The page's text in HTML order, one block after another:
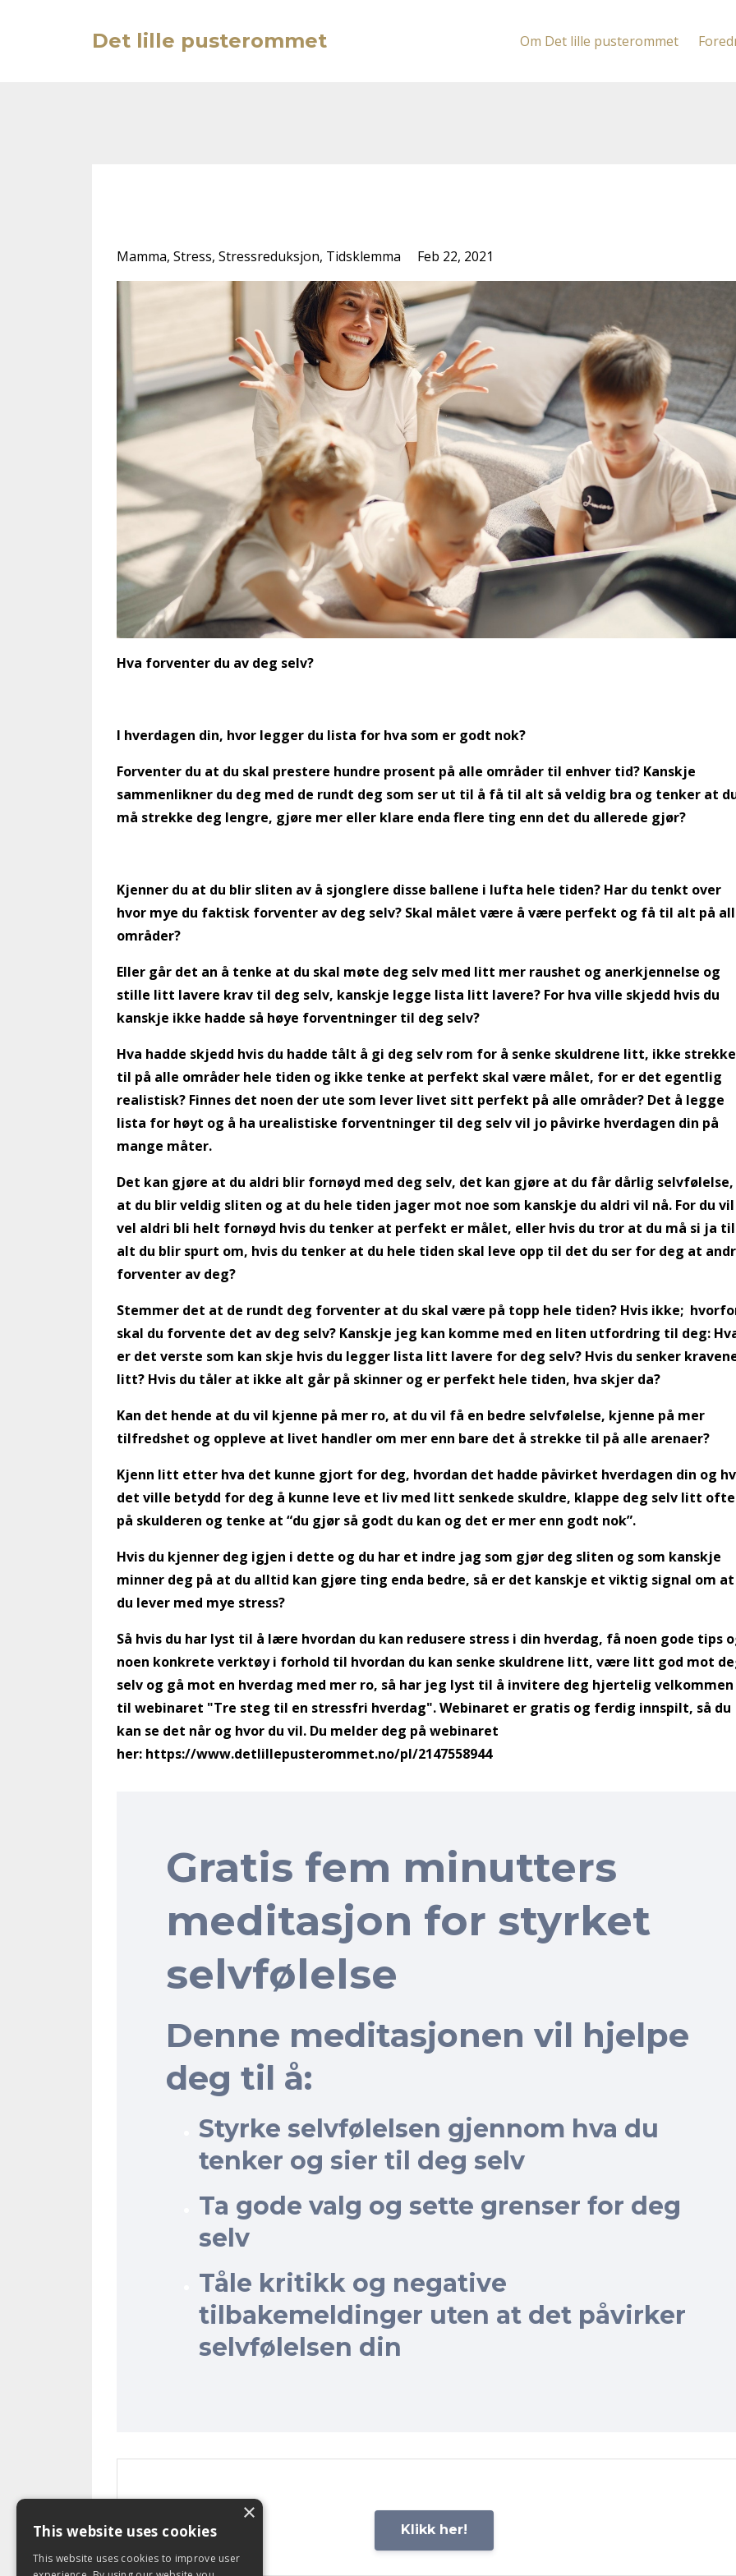
Det lille pusterommet Om Det lille pusterommet
Mamma Stress Stressreduksjon Tidsklemma Feb 22, 2021
Hva forventer du av deg selv?
I hverdagen din, hvor legger du lista for hva som er godt nok?
Forventer du at du skal prestere hundre prosent på alle områder til enhver tid? Kanskje
sammenlikner du deg med de rundt deg som ser ut til å få til alt så veldig bra og tenker at
må strekke deg lengre, gjøre mer eller klare enda flere ting enn det du allerede gjør?
Kjenner du at du blir sliten av å sjonglere disse ballene i lufta hele tiden? Har du tenkt over
hvor mye du faktisk forventer av deg selv? Skal målet være å være perfekt og få til alt på
områder?
Eller går det an å tenke at du skal møte deg selv med litt mer raushet og anerkjennelse og
stille litt lavere krav til deg selv, kanskje legge lista litt lavere? For hva ville skjedd hvis du
kanskje ikke hadde så høye forventninger til deg selv?
Hva hadde skjedd hvis du hadde tålt å gi deg selv rom for å senke skuldrene litt, ikke strekke
til på alle områder hele tiden og ikke tenke at perfekt skal være målet, for er det egentlig
realistisk? Finnes det noen der ute som lever livet sitt perfekt på alle områder? Det å legge
lista for høyt og å ha urealistiske forventninger til deg selv vil jo påvirke hverdagen din på
mange måter.
Det kan gjøre at du aldri blir fornøyd med deg selv, det kan gjøre at du får dårlig selvfølelse,
at du blir veldig sliten og at du hele tiden jager mot noe som kanskje du aldri vil nå. For du vil
vel aldri bli helt fornøyd hvis du tenker at perfekt er målet, eller hvis du tror at du må si ja til
alt du blir spurt om, hvis du tenker at du hele tiden skal leve opp til det du ser for deg at
forventer av deg?
Stemmer det at de rundt deg forventer at du skal være på topp hele tiden? Hvis ikke;
skal du forvente det av deg selv? Kanskje jeg kan komme med en liten utfordring til deg:
er det verste som kan skje hvis du legger lista litt lavere for deg selv? Hvis du senker
litt? Hvis du tåler at ikke alt går på skinner og er perfekt hele tiden, hva skjer da?
Kan det hende at du vil kjenne på mer ro, at du vil få en bedre selvfølelse, kjenne på mer
tilfredshet og oppleve at livet handler om mer enn bare det å strekke til på alle arenaer?
Kjenn litt etter hva det kunne gjort for deg, hvordan det hadde påvirket hverdagen din og
det ville betydd for deg å kunne leve et liv med litt senkede skuldre, klappe deg selv litt
på skulderen og tenke at “du gjør så godt du kan og det er mer enn godt nok”.
Hvis du kjenner deg igjen i dette og du har et indre jag som gjør deg sliten og som kanskje
minner deg på at du alltid kan gjøre ting enda bedre, så er det kanskje et viktig signal om at
du lever med mye stress?
Så hvis du har lyst til å lære hvordan du kan redusere stress i din hverdag, få noen gode tips
noen konkrete verktøy i forhold til hvordan du kan senke skuldrene litt, være litt god mot
selv og gå mot en hverdag med mer ro, så har jeg lyst til å invitere deg hjertelig velkommen
til webinaret "Tre steg til en stressfri hverdag". Webinaret er gratis og ferdig innspilt, så du
kan se det når og hvor du vil. Du melder deg på webinaret
her: https://www.detlillepusterommet.no/pl/2147558944
Gratis fem minutters
meditasjon for styrket
selvfølelse
Denne meditasjonen vil hjelpe
deg til å:
Styrke selvfølelsen gjennom hva du
tenker og sier til deg selv
Ta gode valg og sette grenser for deg
selv
Tåle kritikk og negative
tilbakemeldinger uten at det påvirker
selvfølelsen din
Klikk her!
×
This website uses cookies
This website uses cookies to improve user